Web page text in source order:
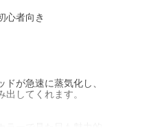
心者向き
が急速に蒸気化し、
してくれます。